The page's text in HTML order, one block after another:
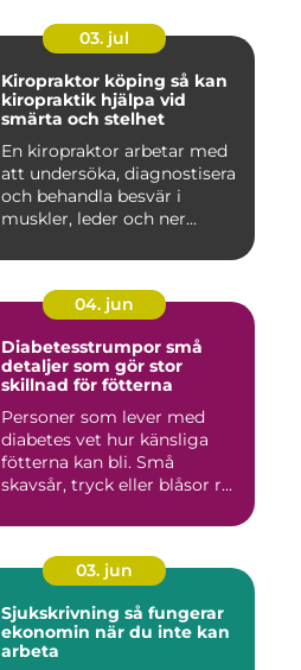
03. jul
Kiropraktor köping så kan
kiropraktik hjälpa vid
smärta och stelhet
En kiropraktor arbetar med
att undersöka, diagnostisera
och behandla besvär i
muskler, leder och ner...
04. jun
Diabetesstrumpor små
detaljer som gör stor
skillnad för fötterna
Personer som lever med
diabetes vet hur känsliga
fötterna kan bli. Små
skavsår, tryck eller blåsor r...
03. jun
Sjukskrivning så fungerar
ekonomin när du inte kan
arbeta